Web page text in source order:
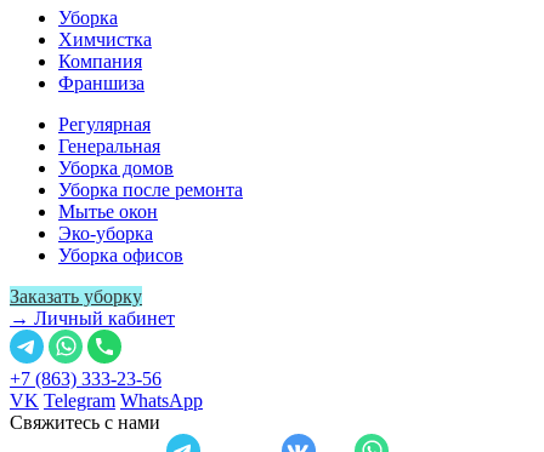
Уборка
Химчистка
Компания
Франшиза
Регулярная
Генеральная
Уборка домов
Уборка после ремонта
Мытье окон
Эко-уборка
Уборка офисов
Заказать уборку
→ Личный кабинет
+7 (863) 333-23-56
VK Telegram WhatsApp
Свяжитесь с нами